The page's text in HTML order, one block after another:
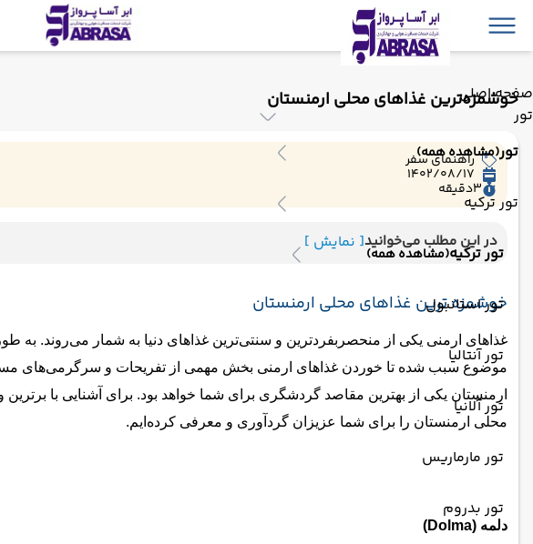
صفحه اصلی
تور
تور(مشاهده همه)
تور ترکیه
تور ترکیه(مشاهده همه)
تور استانبول
تور آنتالیا
تور آلانیا
تور مارماریس
تور بدروم
خوشمزه‌ترین غذاهای محلی ارمنستان
راهنمای سفر
1402/08/17
3دقیقه
در این مطلب می‌خوانید[ نمایش ]
خوشمزه ترین غذاهای محلی ارمنستان
غذاهای ارمنی یکی از منحصربفردترین و سنتی‌ترین غذاهای دنیا به شمار می‌روند.
موضوع سبب شده تا خوردن غذاهای ارمنی بخش مهمی از تفریحات و سرگرمی‌های
ارمنستان یکی از بهترین مقاصد گردشگری برای شما خواهد بود. برای آشنایی با
محلی ارمنستان را برای شما عزیزان گردآوری و معرفی کرده‌ایم.
دلمه (Dolma)